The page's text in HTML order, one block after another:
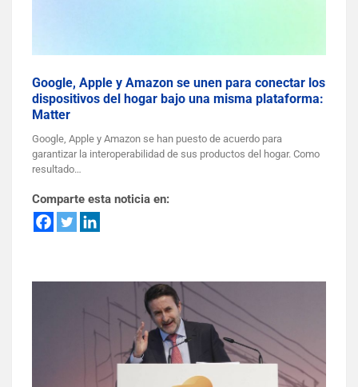
Google, Apple y Amazon se unen para conectar los
dispositivos del hogar bajo una misma plataforma:
Matter
Google, Apple y Amazon se han puesto de acuerdo para
garantizar la interoperabilidad de sus productos del hogar. Como
resultado…
Comparte esta noticia en: